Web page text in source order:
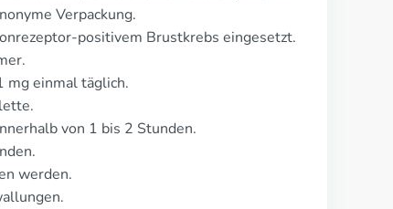
Verpackung.
positivem Brustkrebs eingesetzt.
mg einmal täglich.
von 1 bis 2 Stunden.
werden.